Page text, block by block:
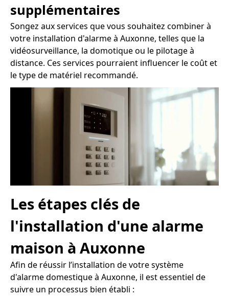
supplémentaires
Songez aux services que vous souhaitez combiner à
votre installation d'alarme à Auxonne, telles que la
vidéosurveillance, la domotique ou le pilotage à
distance. Ces services pourraient influencer le coût et
le type de matériel recommandé.
Les étapes clés de
l'installation d'une alarme
maison à Auxonne
Afin de réussir l’installation de votre système
d'alarme domestique à Auxonne, il est essentiel de
suivre un processus bien établi :